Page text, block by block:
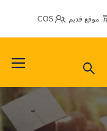
موقع قديم COS